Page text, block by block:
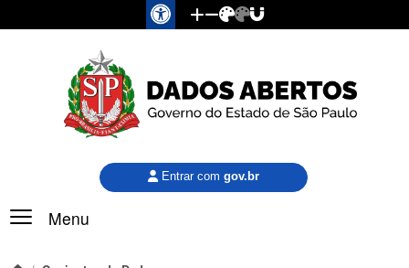
Pular para o conteúdo principal
Menu
Entrar com gov.br